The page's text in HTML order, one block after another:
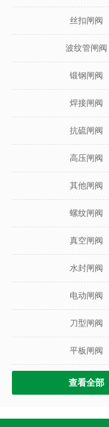
丝扣闸阀
波纹管闸阀
锻钢闸阀
焊接闸阀
抗硫闸阀
高压闸阀
其他闸阀
螺纹闸阀
真空闸阀
水封闸阀
电动闸阀
刀型闸阀
平板闸阀
查看全部